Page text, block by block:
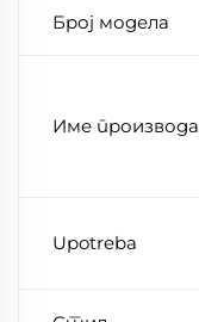
Број модела
Име производа
Upotreba